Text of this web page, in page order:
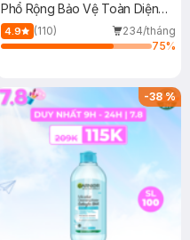
Phổ Rộng Bảo Vệ Toàn Diện
40ml
4.9 (110)
234/tháng
75%
-38%